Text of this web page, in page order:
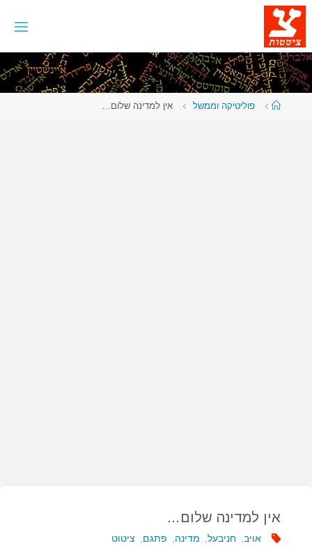
דלגו
לתוכן
עמודפוליטיקה וממשל אין למדינה שלום…
אין למדינה שלום…
אויב חניבעל מדינה פתגם ציטוט